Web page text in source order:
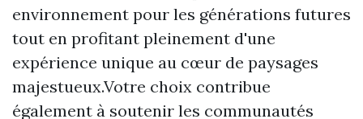
environnement pour les générations futures
tout en profitant pleinement d'une
expérience unique au cœur de paysages
majestueux.Votre choix contribue
également à soutenir les communautés